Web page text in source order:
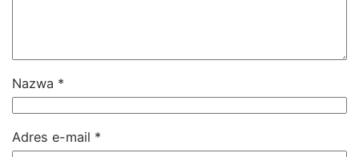
Nazwa *
Adres e-mail *